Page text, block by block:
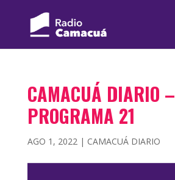
CAMACUÁ DIARIO –
PROGRAMA 21
AGO 1, 2022| CAMACUÁ DIARIO